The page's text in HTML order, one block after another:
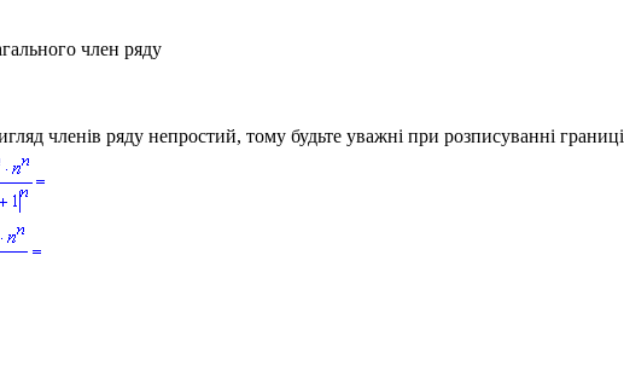
член ряду
членів ряду непростий, тому будьте уважні при розписуванні границі